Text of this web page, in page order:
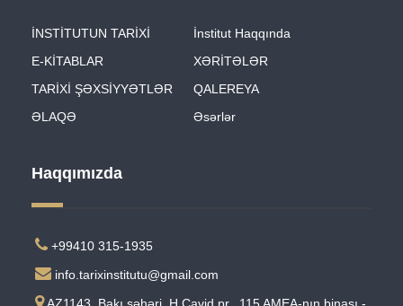
İNSTİTUTUN TARİXİ
İnstitut Haqqında
E-KİTABLAR
XƏRİTƏLƏR
TARİXİ ŞƏXSİYYƏTLƏR
QALEREYA
ƏLAQƏ
Əsərlər
Haqqımızda
+99410 315-1935
info.tarixinstitutu@gmail.com